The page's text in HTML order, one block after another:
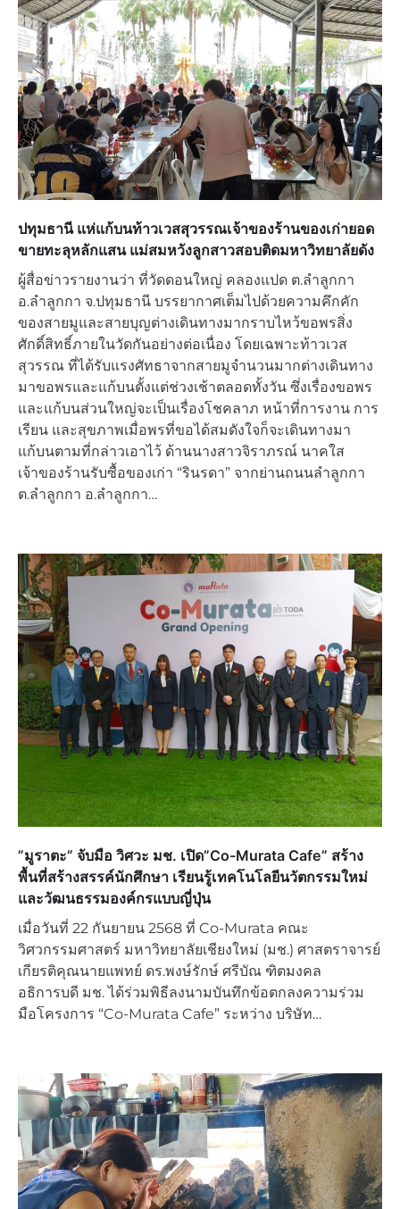
ปทุมธานี แห่แก้บนท้าวเวสสุวรรณเจ้าของร้านของเก่ายอด
ขายทะลุหลักแสน แม่สมหวังลูกสาวสอบติดมหาวิทยาลัยดัง
ผู้สื่อข่าวรายงานว่า ที่วัดดอนใหญ่ คลองแปด ต.ลำลูกกา
อ.ลำลูกกา จ.ปทุมธานี บรรยากาศเต็มไปด้วยความคึกคัก
ของสายมูและสายบุญต่างเดินทางมากราบไหว้ขอพรสิ่ง
ศักดิ์สิทธิ์ภายในวัดกันอย่างต่อเนื่อง โดยเฉพาะท้าวเวส
สุวรรณ ที่ได้รับแรงศัทธาจากสายมูจำนวนมากต่างเดินทาง
มาขอพรและแก้บนตั้งแต่ช่วงเช้าตลอดทั้งวัน ซึ่งเรื่องขอพร
และแก้บนส่วนใหญ่จะเป็นเรื่องโชคลาภ หน้าที่การงาน การ
เรียน และสุขภาพเมื่อพรที่ขอได้สมดังใจก็จะเดินทางมา
แก้บนตามที่กล่าวเอาไว้ ด้านนางสาวจิราภรณ์ นาคใส
เจ้าของร้านรับซื้อของเก่า “รินรดา” จากย่านถนนลำลูกกา
ต.ลำลูกกา อ.ลำลูกกา…
่่”มูราตะ” จับมือ วิศวะ มช. เปิด”Co-Murata Cafe” สร้าง
พื้นที่สร้างสรรค์นักศึกษา เรียนรู้เทคโนโลยีนวัตกรรมใหม่
และวัฒนธรรมองค์กรแบบญี่ปุ่น
เมื่อวันที่ 22 กันยายน 2568 ที่ Co-Murata คณะ
วิศวกรรมศาสตร์ มหาวิทยาลัยเชียงใหม่ (มช.) ศาสตราจารย์
เกียรติคุณนายแพทย์ ดร.พงษ์รักษ์ ศรีบัณ ฑิตมงคล
อธิการบดี มช. ได้ร่วมพิธีลงนามบันทึกข้อตกลงความร่วม
มือโครงการ “Co-Murata Cafe” ระหว่าง บริษัท…